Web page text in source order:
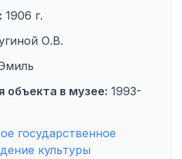
1906 г.
О.В.
объекта в музее: 1993-
государственное
культуры